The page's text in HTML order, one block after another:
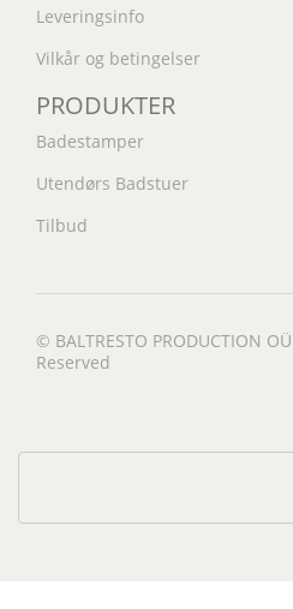
Leveringsinfo
Vilkår og betingelser
PRODUKTER
Badestamper
Utendørs Badstuer
Tilbud
© BALTRESTO PRODUCTION
Reserved